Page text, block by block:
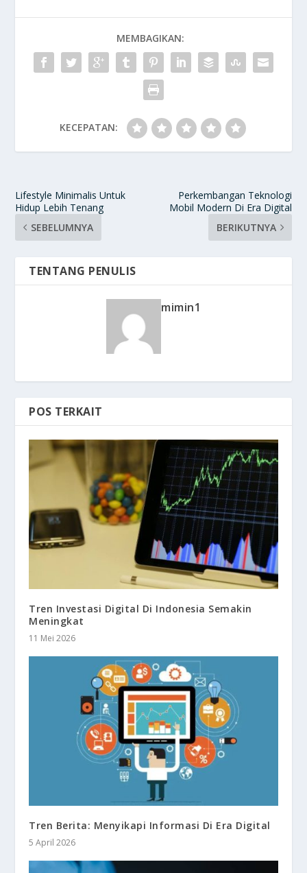
MEMBAGIKAN:
KECEPATAN:
Lifestyle Minimalis Untuk
Hidup Lebih Tenang
SEBELUMNYA
Perkembangan Teknologi
Mobil Modern Di Era Digital
BERIKUTNYA
TENTANG PENULIS
mimin1
POS TERKAIT
Tren Investasi Digital Di Indonesia Semakin
Meningkat
11 Mei 2026
Tren Berita: Menyikapi Informasi Di Era Digital
5 April 2026